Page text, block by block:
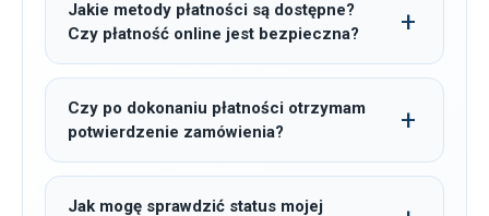
Jakie metody płatności są dostępne?
Czy płatność online jest bezpieczna?
Czy po dokonaniu płatności otrzymam
potwierdzenie zamówienia?
Jak mogę sprawdzić status mojej